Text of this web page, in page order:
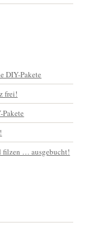
DIY-Pakete
frei!
filzen … ausgebucht!